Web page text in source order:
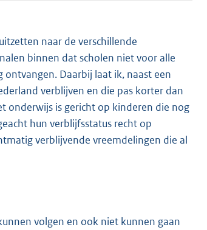
naar de verschillende
binnen dat scholen niet voor alle
Daarbij laat ik, naast een
verblijven en die pas korter dan
onderwijs is gericht op kinderen die nog
hun verblijfsstatus recht op
verblijvende vreemdelingen die al
volgen en ook niet kunnen gaan